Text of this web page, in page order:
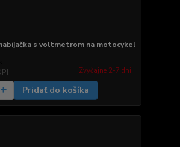
s voltmetrom na motocykel
Zvyčajne 2-7 dni.
Pridať do košíka